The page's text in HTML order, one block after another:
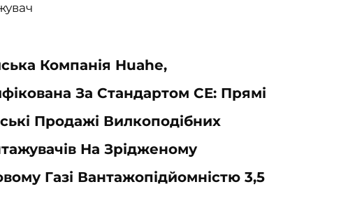
Компанія Huahe,
За Стандартом CE: Прямі
Продажі Вилкоподібних
На Зрідженому
Газі Вантажопідйомністю 3,5